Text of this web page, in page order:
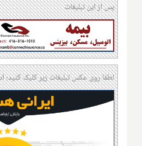
پس از این تبلیغات
لطفا روی عکس تبلیغات زیر کلیک کنید؛